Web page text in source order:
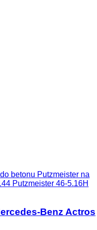
betonu Putzmeister na
Putzmeister 46-5.16H
Benz Actros